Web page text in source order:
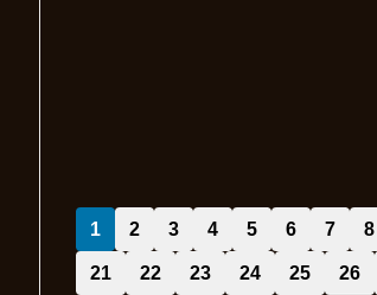
1 2 3 4 5 6 7 8
21 22 23 24 25 26